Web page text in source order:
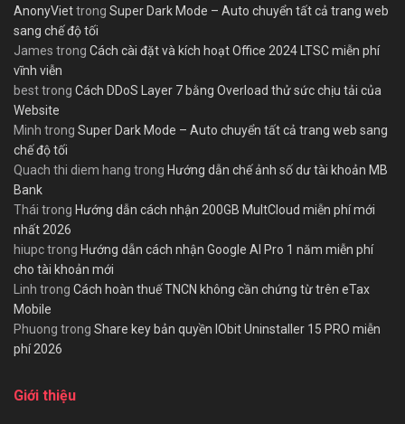
AnonyViettrong Super Dark Mode – Auto chuyển tất cả trang web
sang chế độ tối
James trong Cách cài đặt và kích hoạt Office 2024 LTSC miễn phí
vĩnh viễn
besttrong Cách DDoS Layer 7 bằng Overload thử sức chịu tải của
Website
Minh trong Super Dark Mode – Auto chuyển tất cả trang web sang
chế độ tối
Quach thi diem hang trong Hướng dẫn chế ảnh số dư tài khoản MB
Bank
Thái trong Hướng dẫn cách nhận 200GB MultCloud miễn phí mới
nhất 2026
hiupctrong Hướng dẫn cách nhận Google AI Pro 1 năm miễn phí
cho tài khoản mới
Linh trong Cách hoàn thuế TNCN không cần chứng từ trên eTax
Mobile
Phuong trong Share key bản quyền IObit Uninstaller 15 PRO miễn
phí 2026
Giới thiệu